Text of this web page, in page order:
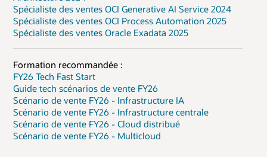
Spécialiste des ventes OCI Generative AI Service 2024
Spécialiste des ventes OCI Process Automation 2025
Spécialiste des ventes Oracle Exadata 2025
Formation recommandée :
FY26 Tech Fast Start
Guide tech scénarios de vente FY26
Scénario de vente FY26 - Infrastructure IA
Scénario de vente FY26 - Infrastructure centrale
Scénario de vente FY26 - Cloud distribué
Scénario de vente FY26 - Multicloud